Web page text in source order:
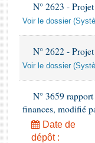
N° 2623 -
Voir le dossier
N° 2622 -
Voir le dossier
N° 3659
finances, modifié
Date de
dépôt :